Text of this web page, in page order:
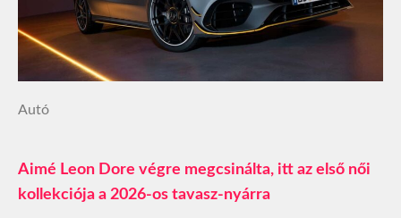
Autó
Aimé Leon Dore végre megcsinálta, itt az első női
kollekciója a 2026-os tavasz-nyárra